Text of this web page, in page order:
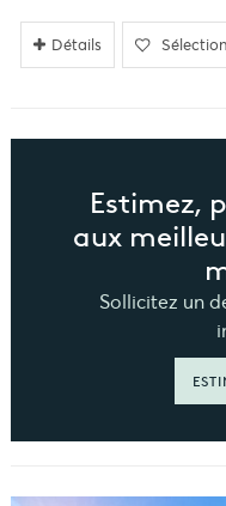
Détails
Estimez,
aux
Sollicitez un